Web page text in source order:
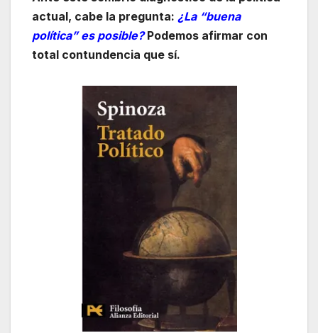
actual, cabe la pregunta: ¿La “buena
política” es posible?Podemos afirmar con
total contundencia que sí.